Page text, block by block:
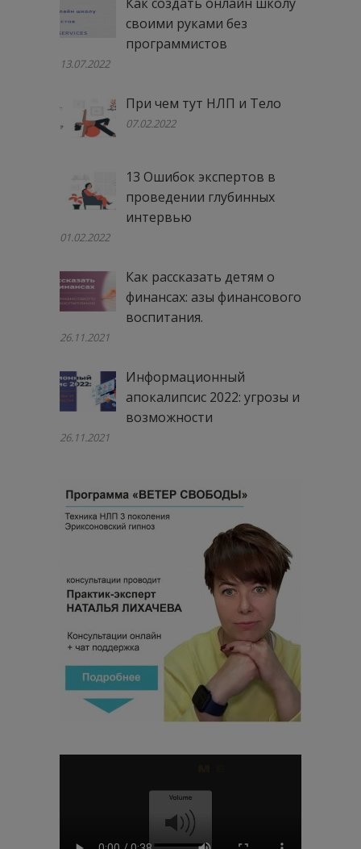
своими руками без
программистов
13.07.2022
При чем тут НЛП и Тело
07.02.2022
13 Ошибок экспертов в
проведении глубинных
интервью
01.02.2022
Как рассказать детям о
финансах: азы финансового
воспитания.
26.11.2021
Информационный
апокалипсис 2022: угрозы и
возможности
26.11.2021